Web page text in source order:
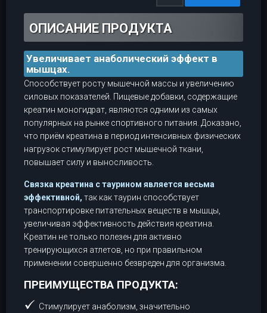
ОПИСАНИЕ ПРОДУКТА
Увеличивает анаболический эффект в
мышцах.
Способствует росту мышечной массы и увеличению
силовых показателей. Пищевые добавки, содержащие
креатин моногидрат, являются одними из самых
популярных на рынке спортивного питания. Доказано,
что приём креатина в период интенсивных физических
нагрузок стимулирует рост мышечной ткани,
повышает силу и выносливость.
Связка креатина с таурином является весьма
эффективной, так как таурин способствует
транспортировке питательных веществ в мышцы,
увеличивая эффективность действия креатина.
Креатин не только полезен для активно
тренирующихся атлетов, но при правильном
применении совершенно безвреден для организма.
ПРЕИМУЩЕСТВА ПРОДУКТА:
Стимулирует анаболизм, значительно